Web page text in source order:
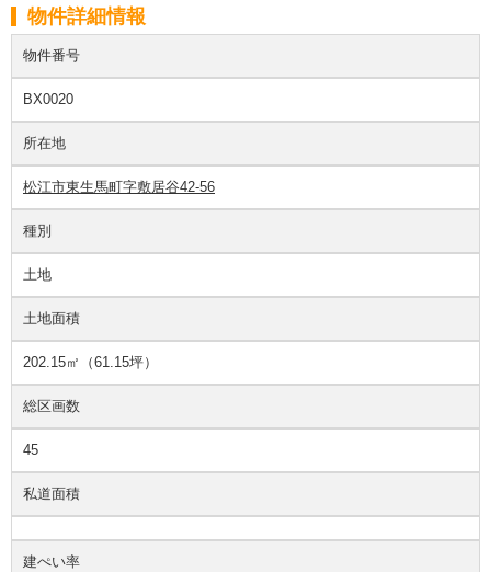
物件詳細情報
物件番号
BX0020
所在地
松江市東生馬町字敷居谷42-56
種別
土地
土地面積
202.15㎡（61.15坪）
総区画数
45
私道面積
建ぺい率